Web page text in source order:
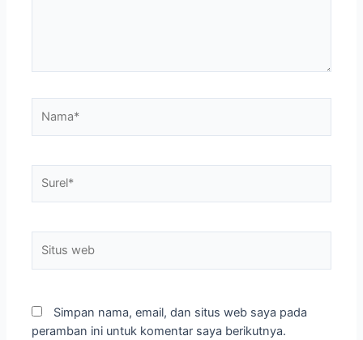
web
Simpan nama, email, dan situs web saya pada
peramban ini untuk komentar saya berikutnya.